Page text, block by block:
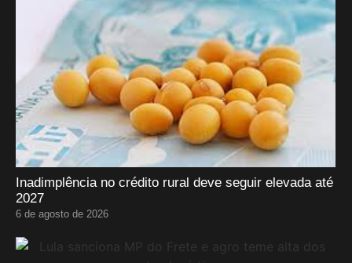
Inadimplência no crédito rural deve seguir elevada até
2027
6 de agosto de 2026